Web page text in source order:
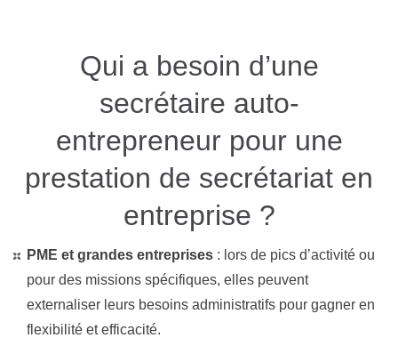
Qui a besoin d’une
secrétaire auto-
entrepreneur pour une
prestation de secrétariat en
entreprise ?
PME et grandes entreprises : lors de pics d’activité ou
pour des missions spécifiques, elles peuvent
externaliser leurs besoins administratifs pour gagner en
flexibilité et efficacité​.